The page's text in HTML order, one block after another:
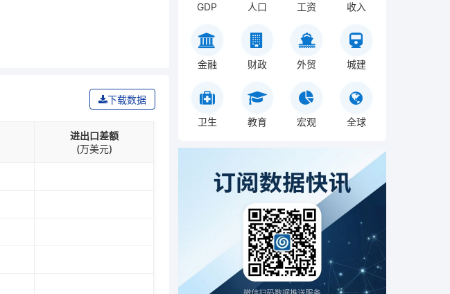
下载数据
进出口差额
(万美元)
GDP 人口 工资 收入
金融 财政 外贸 城建
卫生 教育 宏观 全球